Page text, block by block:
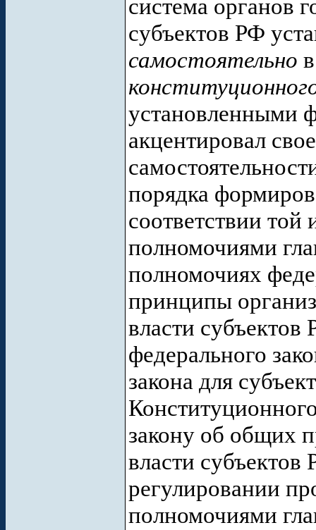
система органов
субъектов РФ
самостоятельно
установленными
акцентировал
порядка
соответствии
полномочиями
полномочиях
принципы
власти
федерального
закона для
закону об общих
власти субъектов
регулировании
полномочиями